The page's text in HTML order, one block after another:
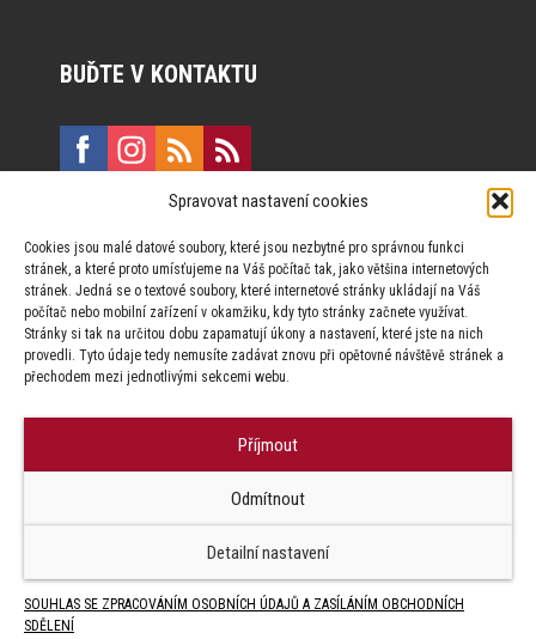
Spravovat nastavení cookies
Cookies jsou malé datové soubory, které jsou nezbytné pro správnou funkci
stránek, a které proto umísťujeme na Váš počítač tak, jako většina internetových
stránek. Jedná se o textové soubory, které internetové stránky ukládají na Váš
počítač nebo mobilní zařízení v okamžiku, kdy tyto stránky začnete využívat.
Stránky si tak na určitou dobu zapamatují úkony a nastavení, které jste na nich
provedli. Tyto údaje tedy nemusíte zadávat znovu při opětovné návštěvě stránek a
přechodem mezi jednotlivými sekcemi webu.
Příjmout
Odmítnout
Detailní nastavení
SOUHLAS SE ZPRACOVÁNÍM OSOBNÍCH ÚDAJŮ A ZASÍLÁNÍM OBCHODNÍCH
SDĚLENÍ
BUĎTE V KONTAKTU
Vinohradská 190, 130 00 Praha 3
Za publikovaný obsah odpovídají jednotliví autoři.
Factory s.r.o. zapovězeno.